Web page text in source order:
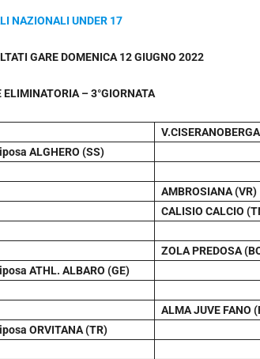
NAZIONALI UNDER 17
GARE DOMENICA 12 GIUGNO 2022
ELIMINATORIA – 3°GIORNATA
ALGHERO (SS)
AMBROSIANA (VR)
CALISIO CALCIO
ZOLA PREDOSA
ATHL. ALBARO (GE)
ALMA JUVE FANO
ORVITANA (TR)